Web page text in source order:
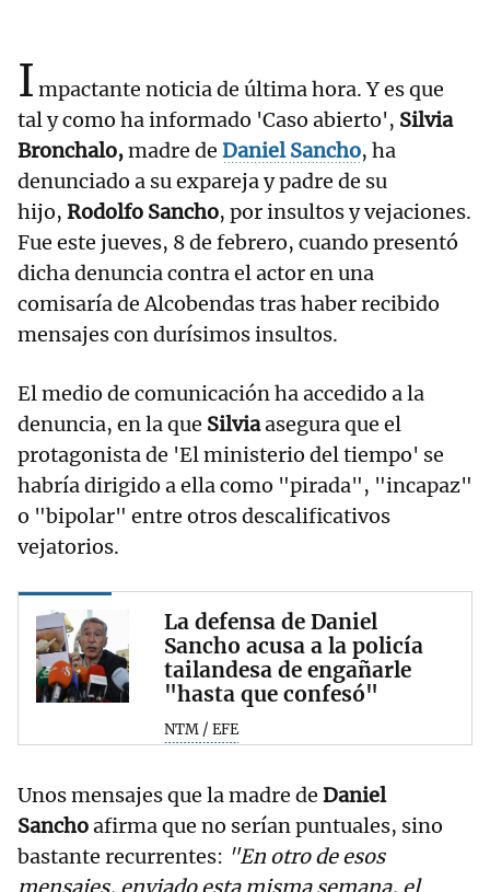
I mpactante noticia de última hora. Y es que
tal y como ha informado 'Caso abierto', Silvia
Bronchalo,madre de Daniel Sancho, ha
denunciado a su expareja y padre de su
hijo, Rodolfo Sancho, por insultos y vejaciones.
Fue este jueves, 8 de febrero, cuando presentó
dicha denuncia contra el actor en una
comisaría de Alcobendas tras haber recibido
mensajes con durísimos insultos.
El medio de comunicación ha accedido a la
denuncia, en la que Silviaasegura que el
protagonista de 'El ministerio del tiempo' se
habría dirigido a ella como "pirada", "incapaz"
o "bipolar" entre otros descalificativos
vejatorios.
La defensa de Daniel
Sancho acusa a la policía
tailandesa de engañarle
"hasta que confesó"
NTM / EFE
Unos mensajes que la madre de Daniel
Sanchoafirma que no serían puntuales, sino
bastante recurrentes: "En otro de esos
mensajes, enviado esta misma semana, el